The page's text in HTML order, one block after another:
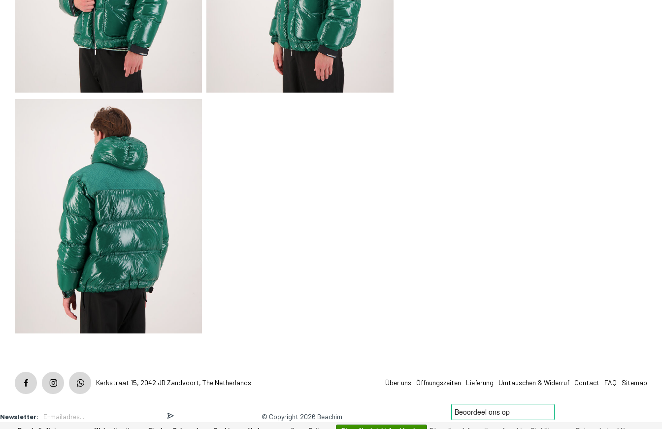
Kerkstraat 15, 2042 JD Zandvoort, The Netherlands Über uns Öffnungszeiten Lieferung Umtauschen & Widerruf Contact FAQ Sitemap
Newsletter: © Copyright 2026 Beachim